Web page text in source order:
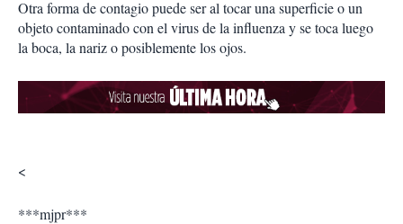
Otra forma de contagio puede ser al tocar una superficie o un
objeto contaminado con el virus de la influenza y se toca luego
la boca, la nariz o posiblemente los ojos.
<
***mjpr***